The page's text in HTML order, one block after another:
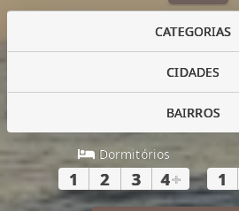
CATEGORIAS
CIDADES
BAIRROS
Dormitórios
1 2 3 4+ 1